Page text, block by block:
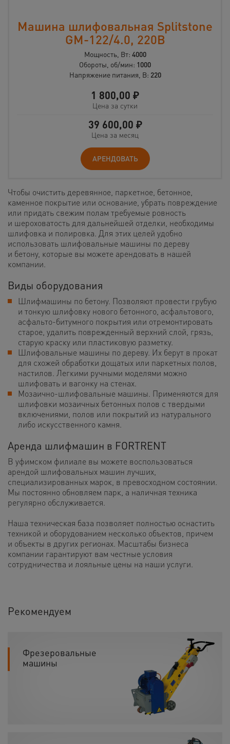
Машина шлифовальная Splitstone
GM-122/4.0, 220В
Мощность, Вт: 4000
Обороты, об/мин: 1000
Напряжение питания, В: 220
1 800,00 ₽
Цена за сутки
39 600,00 ₽
Цена за месяц
АРЕНДОВАТЬ
Чтобы очистить деревянное, паркетное, бетонное,
каменное покрытие или основание, убрать повреждение
или придать свежим полам требуемые ровность
и шероховатость для дальнейшей отделки, необходимы
шлифовка и полировка. Для этих целей удобно
использовать шлифовальные машины по дереву
и бетону, которые вы можете арендовать в нашей
компании.
Виды оборудования
Шлифмашины по бетону. Позволяют провести грубую
и тонкую шлифовку нового бетонного, асфальтового,
асфальто-битумного покрытия или отремонтировать
старое, удалить поврежденный верхний слой, грязь,
старую краску или пластиковую разметку.
Шлифовальные машины по дереву. Их берут в прокат
для схожей обработки дощатых или паркетных полов,
настилов. Легкими ручными моделями можно
шлифовать и вагонку на стенах.
Мозаично-шлифовальные машины. Применяются для
шлифовки мозаичных бетонных полов с твердыми
включениями, полов или покрытий из натурального
либо искусственного камня.
Аренда шлифмашин в FORTRENT
В уфимском филиале вы можете воспользоваться
арендой шлифовальных машин лучших,
специализированных марок, в превосходном состоянии.
Мы постоянно обновляем парк, а наличная техника
регулярно обслуживается.
Наша техническая база позволяет полностью оснастить
техникой и оборудованием несколько объектов, причем
и объекты в других регионах. Масштабы бизнеса
компании гарантируют вам честные условия
сотрудничества и лояльные цены на наши услуги.
Рекомендуем
Фрезеровальные
машины